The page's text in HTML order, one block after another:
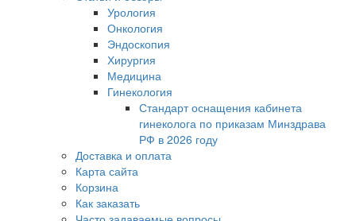
Урология
Онкология
Эндоскопия
Хирургия
Медицина
Гинекология
Стандарт оснащения кабинета
гинеколога по приказам Минздрава
РФ в 2026 году
Доставка и оплата
Карта сайта
Корзина
Как заказать